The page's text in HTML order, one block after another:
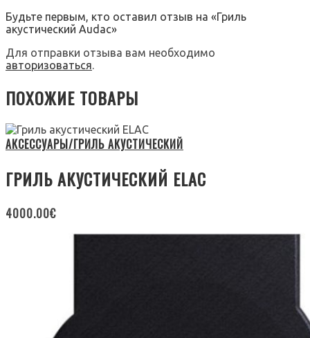
Будьте первым, кто оставил отзыв на «Гриль
акустический Audac»
Для отправки отзыва вам необходимо
авторизоваться.
ПОХОЖИЕ ТОВАРЫ
АКСЕССУАРЫ/ГРИЛЬ АКУСТИЧЕСКИЙ
ГРИЛЬ АКУСТИЧЕСКИЙ ELAC
4000.00€